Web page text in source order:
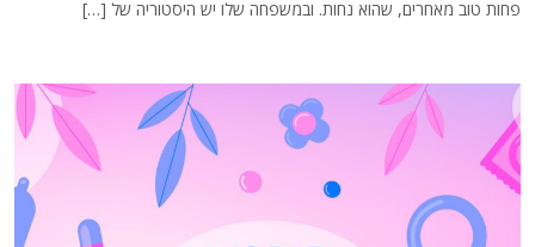
פחות טוב מאחרים, שהוא נחות. ובמשפחה שלו יש היסטוריה של […]